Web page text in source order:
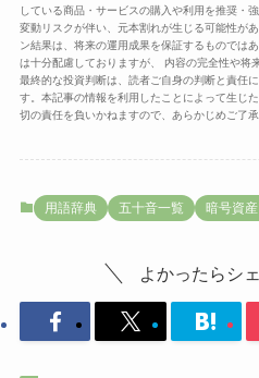
している商品・サービスの購入や利用を推奨・
変動リスクが伴い、元本割れが生じる可能性が
ン結果は、将来の運用成果を保証するものでは
は十分配慮しておりますが、 内容の完全性や将
最終的な投資判断は、読者ご自身の判断と責任
す。本記事の情報を利用したことによって生じ
切の責任を負いかねますので、あらかじめご了承
用語辞典 五十音一覧 暗号資
よかったらシ